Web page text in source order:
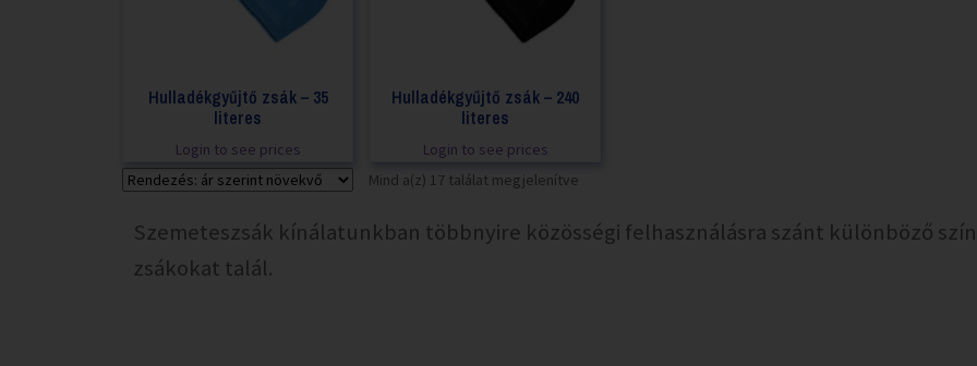
Hulladékgyűjtő zsák – 35
literes
Login to see prices
Hulladékgyűjtő zsák – 240
literes
Login to see prices
Mind a(z) 17 találat megjelenítve
Szemeteszsák kínálatunkban többnyire közösségi felhasználásra szánt különböző
zsákokat talál.